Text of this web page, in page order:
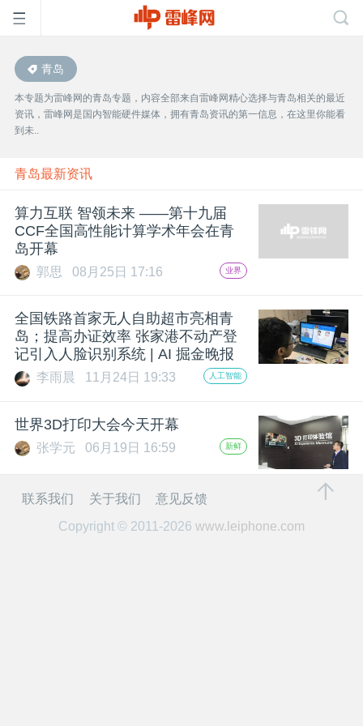
首
页
雷
峰
网
公
开
青岛
本专题为雷峰网的青岛专题，内容全部来自雷峰网精心选择与青岛相关的最近
资讯，雷峰网是国内智能硬件媒体，拥有青岛资讯的第一信息，在这里你能看
到未..
青岛最新资讯
算力互联 智领未来 ——第十九届
CCF全国高性能计算学术年会在青
岛开幕
郭思 08月25日 17:16 业界
全国铁路首家无人自助超市亮相青
岛；提高办证效率 张家港不动产登
记引入人脸识别系统 | AI 掘金晚报
李雨晨 11月24日 19:33 人工智能
世界3D打印大会今天开幕
张学元 06月19日 16:59 新鲜
联系我们 关于我们
意见反馈
Copyright © 2011-2026 www.leiphone.com